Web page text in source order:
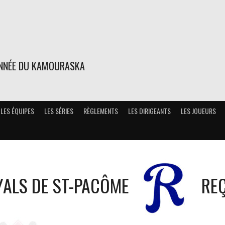
DU KAMOURASKA
LES ÉQUIPES LES SÉRIES RÈGLEMENTS LES DIRIGEANTS LES JOUEURS
DE ST-PACÔME